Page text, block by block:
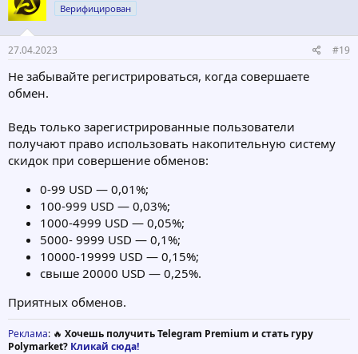
Верифицирован
27.04.2023 #19
Не забывайте регистрироваться, когда совершаете
обмен.
Ведь только зарегистрированные пользователи
получают право использовать накопительную систему
скидок при совершение обменов:
0-99 USD — 0,01%;
100-999 USD — 0,03%;
1000-4999 USD — 0,05%;
5000- 9999 USD — 0,1%;
10000-19999 USD — 0,15%;
свыше 20000 USD — 0,25%.
Приятных обменов.
Реклама: 🔥 Хочешь получить Telegram Premium и стать гуру
Polymarket? Кликай сюда!